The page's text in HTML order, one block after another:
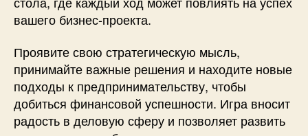
вашего бизнес-проекта.
Проявите свою стратегическую мысль,
принимайте важные решения и находите новые
подходы к предпринимательству, чтобы
добиться финансовой успешности. Игра вносит
радость в деловую сферу и позволяет развить